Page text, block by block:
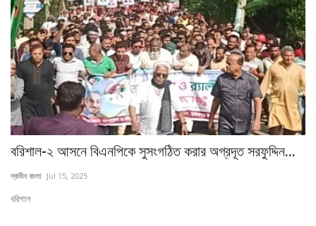
বরিশাল-২ আসনে বিএনপিকে সুসংগঠিত করার অগ্রদূত সরফুদ্দিন...
স্বাধীন বাংলা Jul 15, 2025
বরিশাল